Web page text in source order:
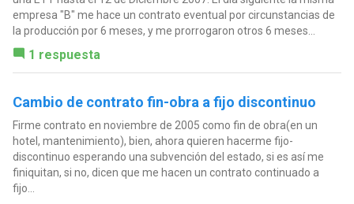
empresa "B" me hace un contrato eventual por circunstancias de
la producción por 6 meses, y me prorrogaron otros 6 meses...
1 respuesta
Cambio de contrato fin-obra a fijo discontinuo
Firme contrato en noviembre de 2005 como fin de obra(en un
hotel, mantenimiento), bien, ahora quieren hacerme fijo-
discontinuo esperando una subvención del estado, si es así me
finiquitan, si no, dicen que me hacen un contrato continuado a
fijo...